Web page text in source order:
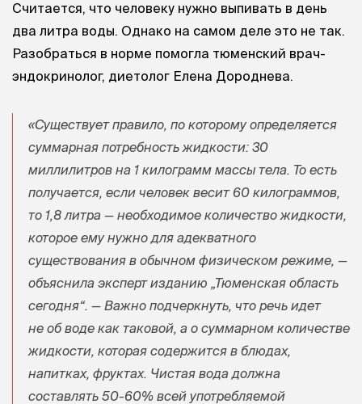
Считается, что человеку нужно выпивать в день
два литра воды. Однако на самом деле это не так.
Разобраться в норме помогла тюменский врач-
эндокринолог, диетолог Елена Дороднева.
«Существует правило, по которому определяется
суммарная потребность жидкости: 30
миллилитров на 1 килограмм массы тела. То есть
получается, если человек весит 60 килограммов,
то 1,8 литра — необходимое количество жидкости,
которое ему нужно для адекватного
существования в обычном физическом режиме, —
объяснила эксперт изданию „Тюменская область
сегодня“. — Важно подчеркнуть, что речь идет
не об воде как таковой, а о суммарном количестве
жидкости, которая содержится в блюдах,
напитках, фруктах. Чистая вода должна
составлять 50-60% всей употребляемой